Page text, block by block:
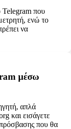
Telegram που
ενώ το
να
μέσω
απλά
και εισάγετε
που θα